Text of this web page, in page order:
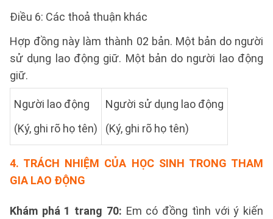
Điều 6: Các thoả thuận khác
Hợp đồng này làm thành 02 bản. Một bản do người
sử dụng lao động giữ. Một bản do người lao động
giữ.
Người lao động
(Ký, ghi rõ họ tên)
Người sử dụng lao động
(Ký, ghi rõ họ tên)
4. TRÁCH NHIỆM CỦA HỌC SINH TRONG THAM
GIA LAO ĐỘNG
Khám phá 1 trang 70: Em có đồng tình với ý kiến